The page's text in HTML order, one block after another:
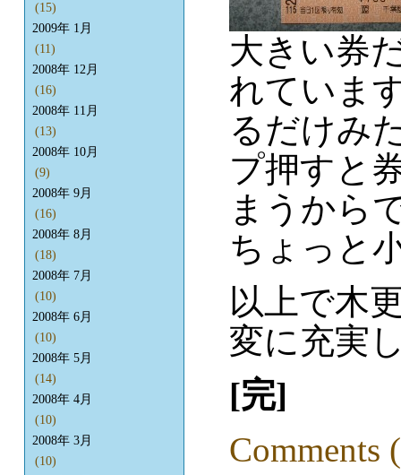
大きい券
れていま
るだけみ
プ押すと
まうから
ちょっと
以上で木
変に充実
[完]
Comments
(15)
2009年 1月
(11)
2008年 12月
(16)
2008年 11月
(13)
2008年 10月
(9)
2008年 9月
(16)
2008年 8月
(18)
2008年 7月
(10)
2008年 6月
(10)
2008年 5月
(14)
2008年 4月
(10)
2008年 3月
(10)